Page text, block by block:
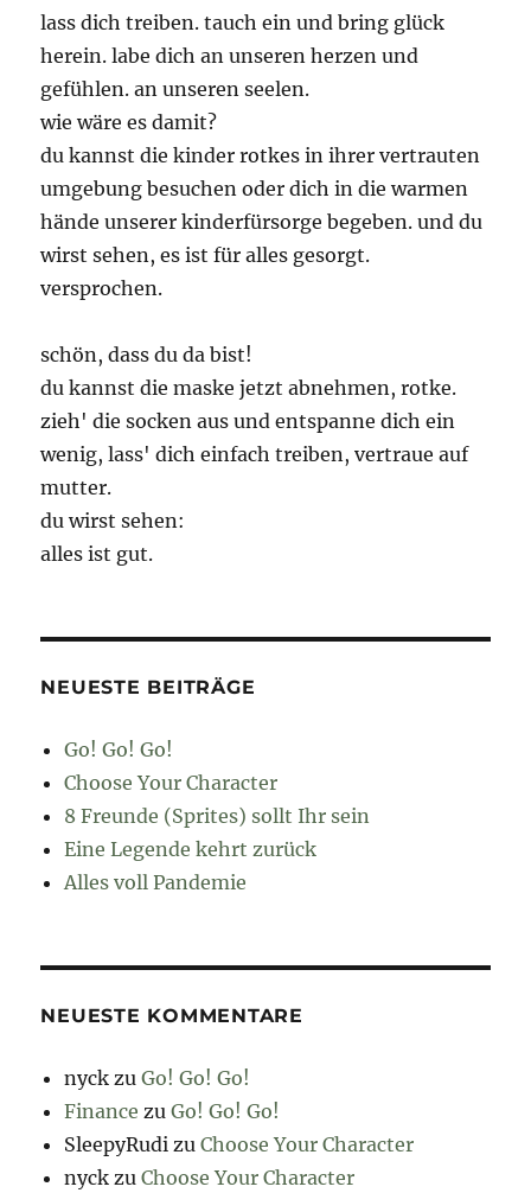
lass dich treiben. tauch ein und bring glück
herein. labe dich an unseren herzen und
gefühlen. an unseren seelen.
wie wäre es damit?
du kannst die kinder rotkes in ihrer vertrauten
umgebung besuchen oder dich in die warmen
hände unserer kinderfürsorge begeben. und du
wirst sehen, es ist für alles gesorgt.
versprochen.
schön, dass du da bist!
du kannst die maske jetzt abnehmen, rotke.
zieh' die socken aus und entspanne dich ein
wenig, lass' dich einfach treiben, vertraue auf
mutter.
du wirst sehen:
alles ist gut.
NEUESTE BEITRÄGE
Go! Go! Go!
Choose Your Character
8 Freunde (Sprites) sollt Ihr sein
Eine Legende kehrt zurück
Alles voll Pandemie
NEUESTE KOMMENTARE
nyck zuGo! Go! Go!
Finance zuGo! Go! Go!
SleepyRudi zuChoose Your Character
nyck zuChoose Your Character